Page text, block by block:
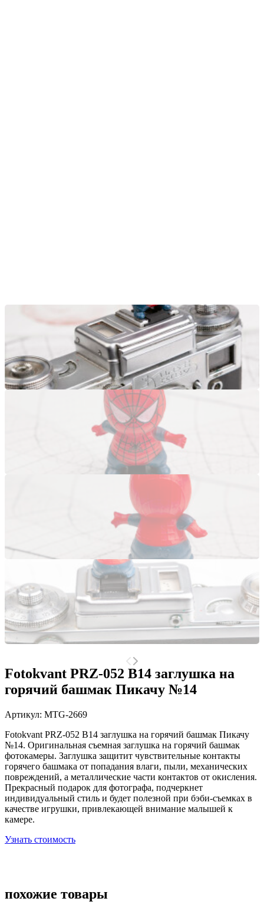
Fotokvant PRZ-052 B14 заглушка на
горячий башмак Пикачу №14
Артикул: MTG-2669
Fotokvant PRZ-052 B14 заглушка на горячий башмак Пикачу
№14. Оригинальная съемная заглушка на горячий башмак
фотокамеры. Заглушка защитит чувствительные контакты
горячего башмака от попадания влаги, пыли, механических
повреждений, а металлические части контактов от окисления.
Прекрасный подарок для фотографа, подчеркнет
индивидуальный стиль и будет полезной при бэби-съемках в
качестве игрушки, привлекающей внимание малышей к
камере.
Узнать стоимость
похожие товары